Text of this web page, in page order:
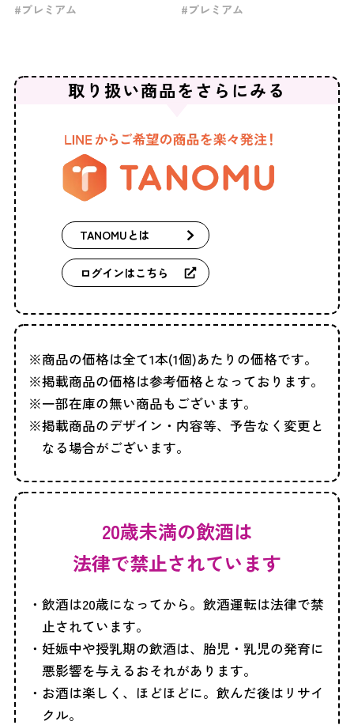
プレミアム
プレミアム
取り扱い商品をさらにみる
TANOMUとは
ログインはこちら
商品の価格は全て1本(1個)あたりの価格です。
掲載商品の価格は参考価格となっております。
一部在庫の無い商品もございます。
掲載商品のデザイン・内容等、予告なく変更と
なる場合がございます。
20歳未満の飲酒は
法律で禁止されています
飲酒は20歳になってから。飲酒運転は法律で禁
止されています。
妊娠中や授乳期の飲酒は、胎児・乳児の発育に
悪影響を与えるおそれがあります。
お酒は楽しく、ほどほどに。飲んだ後はリサイ
クル。